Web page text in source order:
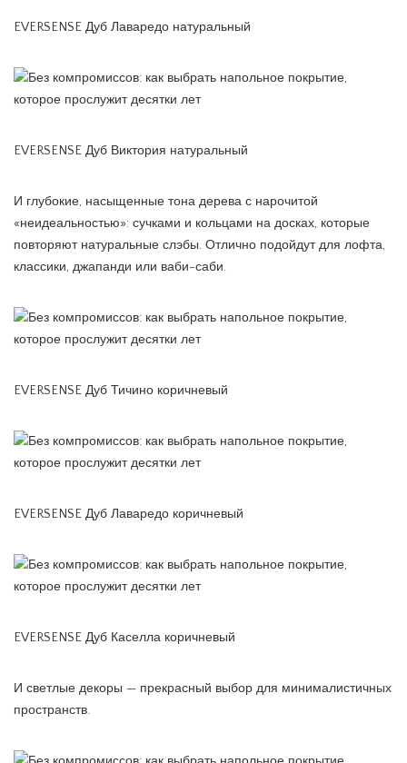
EVERSENSE Дуб Лаваредо натуральный
EVERSENSE Дуб Виктория натуральный
И глубокие, насыщенные тона дерева с нарочитой
«неидеальностью»: сучками и кольцами на досках, которые
повторяют натуральные слэбы. Отлично подойдут для лофта,
классики, джапанди или ваби-саби.
EVERSENSE Дуб Тичино коричневый
EVERSENSE Дуб Лаваредо коричневый
EVERSENSE Дуб Каселла коричневый
И светлые декоры — прекрасный выбор для минималистичных
пространств.